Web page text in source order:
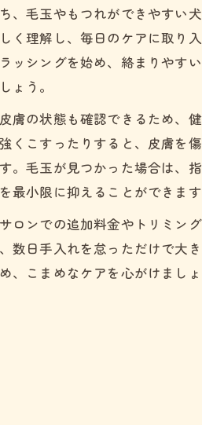
、毛玉やもつれができやすい
く理解し、毎日のケアに取り
ッシングを始め、絡まりやす
ょう。
膚の状態も確認できるため、
くこすったりすると、皮膚を
。毛玉が見つかった場合は、
最小限に抑えることができます
ロンでの追加料金やトリミン
数日手入れを怠っただけで大
、こまめなケアを心がけましょ